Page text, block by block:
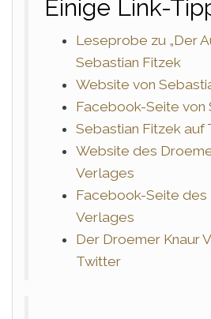
Einige Link-
Leseprobe zu „Der
Sebastian Fitzek
Website von
Facebook-Seite von
Sebastian Fitzek auf
Website des
Verlages
Facebook-Seite des
Verlages
Der Droemer Knaur
Twitter